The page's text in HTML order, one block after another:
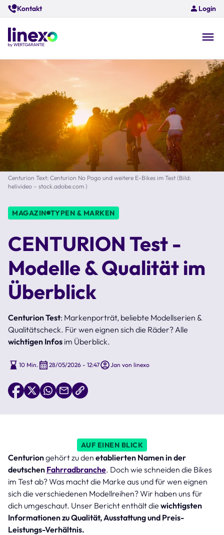
Skip
to
main
content
Kontakt Login
Centurion Text: Centurion No Pogo und weitere E-Bikes im Test (Bild:
helivideo – stock.adobe.com )
MAGAZIN TYPEN & MARKEN
CENTURION Test -
Modelle & Qualität im
Überblick
Centurion Test: Markenporträt, beliebte Modellserien &
Qualitätscheck. Für wen eignen sich die Räder? Alle
wichtigen Infos im Überblick.
10 Min. 28/05/2026 - 12:47 Jan von linexo
AUF EINEN BLICK
Centuriongehört zu den etablierten Namen in der
deutschen Fahrradbranche. Doch wie schneiden die Bikes
im Test ab? Was macht die Marke aus und für wen eignen
sich die verschiedenen Modellreihen? Wir haben uns für
dich umgeschaut. Unser Bericht enthält die wichtigsten
Informationen zu Qualität, Ausstattung und Preis-
Leistungs-Verhältnis.